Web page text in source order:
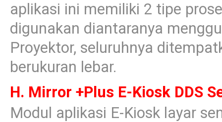
aplikasi ini memiliki 2 tipe
digunakan diantaranya
Proyektor, seluruhnya
berukuran lebar.
H. Mirror +Plus E-Kiosk DDS
Modul aplikasi E-Kiosk layar